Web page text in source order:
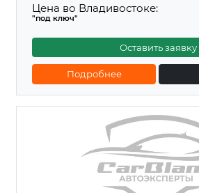
Цена во Владивостоке:
"под ключ"
Оставить заявку
Подробнее